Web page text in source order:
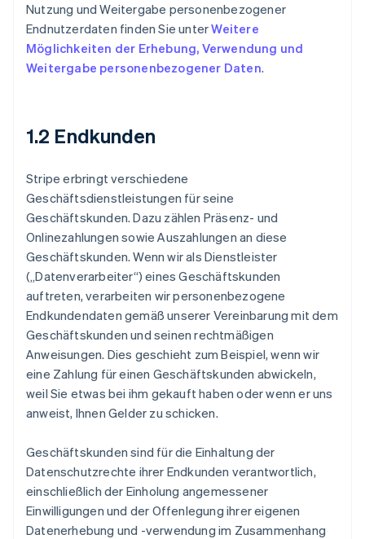
Nutzung und Weitergabe personenbezogener
Endnutzerdaten finden Sie unterWeitere
Möglichkeiten der Erhebung, Verwendung und
Weitergabe personenbezogener Daten.
1.2 Endkunden
Stripe erbringt verschiedene
Geschäftsdienstleistungen für seine
Geschäftskunden. Dazu zählen Präsenz- und
Onlinezahlungen sowie Auszahlungen an diese
Geschäftskunden. Wenn wir als Dienstleister
(„Datenverarbeiter“) eines Geschäftskunden
auftreten, verarbeiten wir personenbezogene
Endkundendaten gemäß unserer Vereinbarung mit dem
Geschäftskunden und seinen rechtmäßigen
Anweisungen. Dies geschieht zum Beispiel, wenn wir
eine Zahlung für einen Geschäftskunden abwickeln,
weil Sie etwas bei ihm gekauft haben oder wenn er uns
anweist, Ihnen Gelder zu schicken.
Geschäftskunden sind für die Einhaltung der
Datenschutzrechte ihrer Endkunden verantwortlich,
einschließlich der Einholung angemessener
Einwilligungen und der Offenlegung ihrer eigenen
Datenerhebung und -verwendung im Zusammenhang